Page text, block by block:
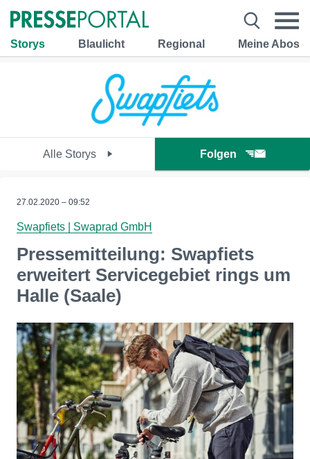
Storys Blaulicht Regional Meine Abos
Alle Storys Folgen
27.02.2020 – 09:52
Swapfiets | Swaprad GmbH
Pressemitteilung: Swapfiets
erweitert Servicegebiet rings um
Halle (Saale)